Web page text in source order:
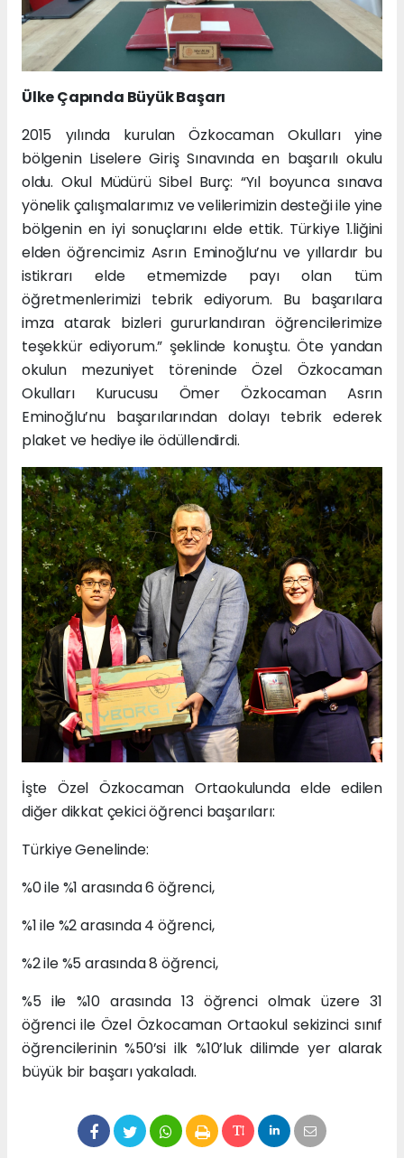
Ülke Çapında Büyük Başarı
2015 yılında kurulan Özkocaman Okulları yine
bölgenin Liselere Giriş Sınavında en başarılı okulu
oldu. Okul Müdürü Sibel Burç: “Yıl boyunca sınava
yönelik çalışmalarımız ve velilerimizin desteği ile yine
bölgenin en iyi sonuçlarını elde ettik. Türkiye 1.liğini
elden öğrencimiz Asrın Eminoğlu’nu ve yıllardır bu
istikrarı elde etmemizde payı olan tüm
öğretmenlerimizi tebrik ediyorum. Bu başarılara
imza atarak bizleri gururlandıran öğrencilerimize
teşekkür ediyorum.” şeklinde konuştu. Öte yandan
okulun mezuniyet töreninde Özel Özkocaman
Okulları Kurucusu Ömer Özkocaman Asrın
Eminoğlu’nu başarılarından dolayı tebrik ederek
plaket ve hediye ile ödüllendirdi.
İşte Özel Özkocaman Ortaokulunda elde edilen
diğer dikkat çekici öğrenci başarıları:
Türkiye Genelinde:
%0 ile %1 arasında 6 öğrenci,
%1 ile %2 arasında 4 öğrenci,
%2 ile %5 arasında 8 öğrenci,
%5 ile %10 arasında 13 öğrenci olmak üzere 31
öğrenci ile Özel Özkocaman Ortaokul sekizinci sınıf
öğrencilerinin %50’si ilk %10’luk dilimde yer alarak
büyük bir başarı yakaladı.